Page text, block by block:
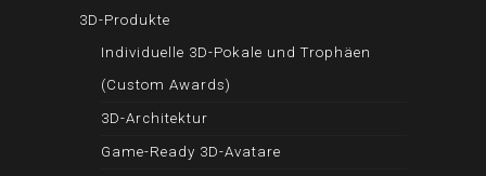
3D-Produkte
Individuelle 3D-Pokale und Trophäen
(Custom Awards)
3D-Architektur
Game-Ready 3D-Avatare